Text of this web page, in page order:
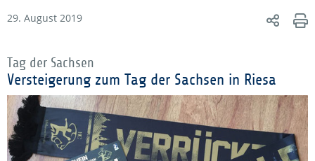
29. August 2019
Tag der Sachsen
Versteigerung zum Tag der Sachsen in Riesa